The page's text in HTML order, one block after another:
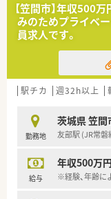
【募集背景と求
■今回は体制強
して活躍してい
■在宅業務に
求め、前向き
■管理薬剤師の
してステップ
【法人特徴につい
■医療や介護
宅医療と生涯
おり、業界内
■ドライブス
【笠間市】年収500
みのためプライベ
員求人です。
駅チカ 週32h以上
勤務地
茨城県 笠間
友部駅 (JR常
給与
年収500万
※経験、年齢に